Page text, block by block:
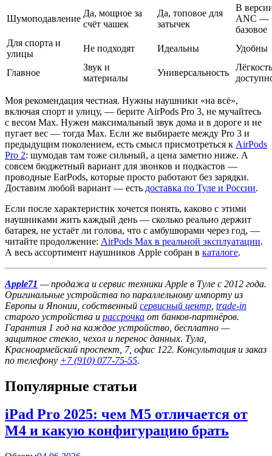
Шумоподавление
Да, мощное за
счёт чашек
Да, топовое для
затычек
В
ANC —
базовое
Для спорта и
улицы
Не подходят Идеальны Удобны
Главное
Звук и
материалы
Универсальность
Моя рекомендация честная. Нужны наушники «на всё»,
включая спорт и улицу, — берите AirPods Pro 3, не мучайтесь
с весом Max. Нужен максимальный звук дома и в дороге и не
пугает вес — тогда Max. Если же выбираете между Pro 3 и
предыдущим поколением, есть смысл присмотреться к AirPods
Pro 2: шумодав там тоже сильный, а цена заметно ниже. А
совсем бюджетный вариант для звонков и подкастов —
проводные EarPods, которые просто работают без зарядки.
Доставим любой вариант — есть доставка по Туле и России.
Если после характеристик хочется понять, каково с этими
наушниками жить каждый день — сколько реально держит
батарея, не устаёт ли голова, что с амбушюрами через год, —
читайте продолжение: AirPods Max в реальной эксплуатации.
А весь ассортимент наушников Apple собран в каталоге.
Apple71 — продажа и сервис техники Apple в Туле с 2012 года.
Оригинальные устройства по параллельному импорту из
Европы и Японии, собственный сервисный центр trade-in
старого устройства и рассрочка от банков-партнёров.
Гарантия 1 год на каждое устройство, бесплатно —
защитное стекло, чехол и перенос данных. Тула,
Красноармейский проспект, 7, офис 122. Консультация и заказ
по телефону +7 (910) 077-75-55.
Популярные статьи
iPad Pro 2025: чем M5 отличается от
M4 и какую конфигурацию брать